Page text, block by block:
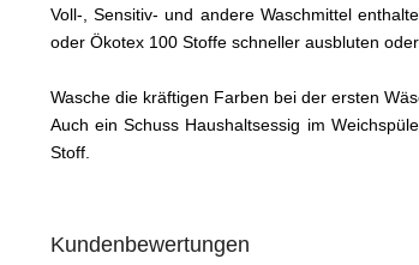
Voll-, Sensitiv- und andere Waschmittel
oder Ökotex 100 Stoffe schneller ausbluten
Wasche die kräftigen Farben bei der ersten
Auch ein Schuss Haushaltsessig im
Stoff.
Kundenbewertungen